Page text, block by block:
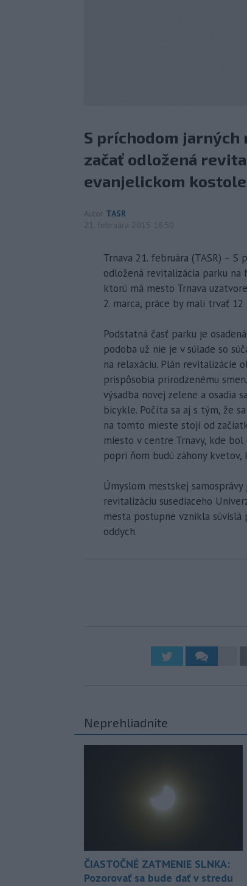
S príchodom jarných
začať odložená
evanjelickom
Autor TASR
21. februára 2015 18:50
Trnava 21. februára (TASR) – S
odložená revitalizácia parku na
ktorú má mesto Trnava
2. marca, práce by mali trvať
Podstatná časť parku je
podoba už nie je v súlade so
na relaxáciu. Plán revitalizácie
prispôsobia prirodzenému
výsadba novej zelene a osadia
bicykle. Počíta sa aj s tým, že
na tomto mieste stojí od
miesto v centre Trnavy, kde
popri ňom budú záhony kvetov,
Úmyslom mestskej
revitalizáciu susediaceho
mesta postupne vznikla
oddych.
Neprehliadnite
ČIASTOČNÉ ZATMENIE SLNKA:
Pozorovať sa bude dať v stredu